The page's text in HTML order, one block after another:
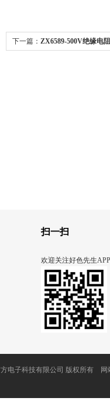
下一篇： ZX6589-500V绝缘电
扫一扫
欢迎关注好色先生
电子科技有限公司 版权所有 网